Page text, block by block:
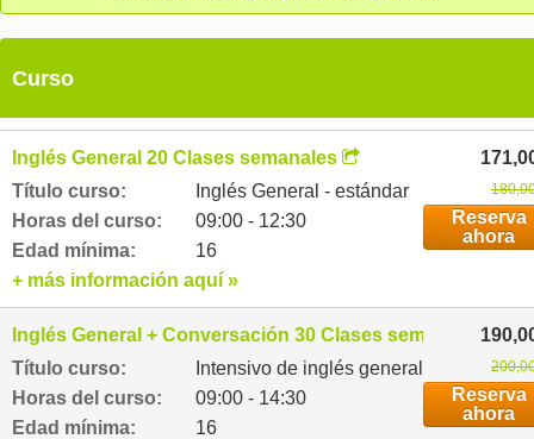
Curso
Inglés General 20 Clases semanales
Título curso:
Inglés General - estándar
Horas del curso:
09:00 - 12:30
Edad mínima:
16
Reserva
ahora
+ más información aquí »
Inglés General + Conversación 30 Clases semanales
Título curso:
Intensivo de inglés general
Horas del curso:
09:00 - 14:30
Edad mínima:
16
Reserva
ahora